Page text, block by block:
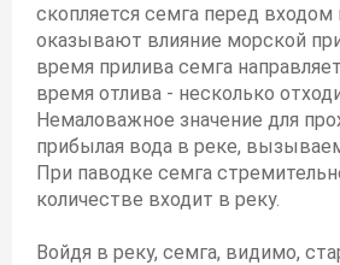
скопляется семга перед входом
оказывают влияние морской
время прилива семга
время отлива - несколько
Немаловажное значение для
прибылая вода в реке,
При паводке семга
количестве входит в реку.
Войдя в реку, семга, видимо,